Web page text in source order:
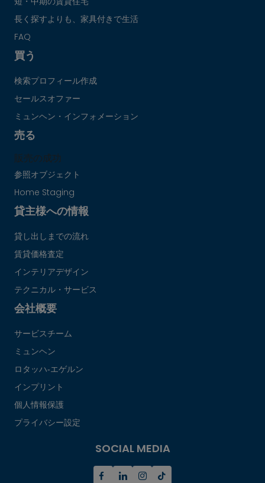
長く探すよりも、家具付きで生活
FAQ
買う
検索プロフィール作成
セールスオファー
ミュンヘン・インフォメーション
売る
販売の成功
参照オブジェクト
Home Staging
貸主様への情報
貸し出しまでの流れ
賃貸価格査定
インテリアデザイン
テクニカル・サービス
会社概要
サービスチーム
ミュンヘン
ロタッハ‐エゲルン
インプリント
個人情報保護
プライバシー設定
SOCIAL MEDIA